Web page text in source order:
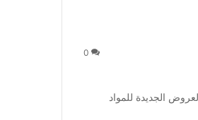
0
الجديدة للمواد